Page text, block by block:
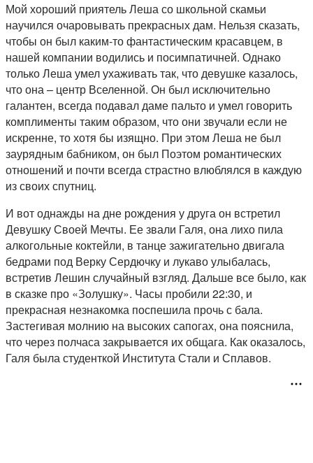
Мой хороший приятель Леша со школьной скамьи
научился очаровывать прекрасных дам. Нельзя сказать,
чтобы он был каким-то фантастическим красавцем, в
нашей компании водились и посимпатичней. Однако
только Леша умел ухаживать так, что девушке казалось,
что она – центр Вселенной. Он был исключительно
галантен, всегда подавал даме пальто и умел говорить
комплименты таким образом, что они звучали если не
искренне, то хотя бы изящно. При этом Леша не был
заурядным бабником, он был Поэтом романтических
отношений и почти всегда страстно влюблялся в каждую
из своих спутниц.
И вот однажды на дне рождения у друга он встретил
Девушку Своей Мечты. Ее звали Галя, она лихо пила
алкогольные коктейли, в танце зажигательно двигала
бедрами под Верку Сердючку и лукаво улыбалась,
встретив Лешин случайный взгляд. Дальше все было, как
в сказке про «Золушку». Часы пробили 22:30, и
прекрасная незнакомка поспешила прочь с бала.
Застегивая молнию на высоких сапогах, она пояснила,
что через полчаса закрывается их общага. Как оказалось,
Галя была студенткой Института Стали и Сплавов.